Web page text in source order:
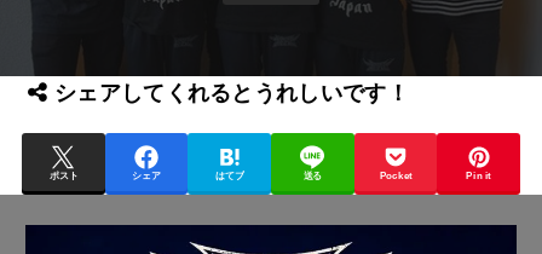
シェアしてくれるとうれしいです！
ポスト シェア はてブ 送る Pocket Pin it